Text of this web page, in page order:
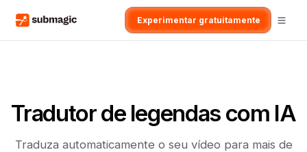
Experimentar gratuitamente
Tradutor de legendas com IA
Traduza automaticamente o seu vídeo para mais de